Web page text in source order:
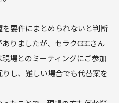
要件にまとめられないと判断
りましたが、セラクCCCさん
場とのミーティングにご参加
し、難しい場合でも代替案を